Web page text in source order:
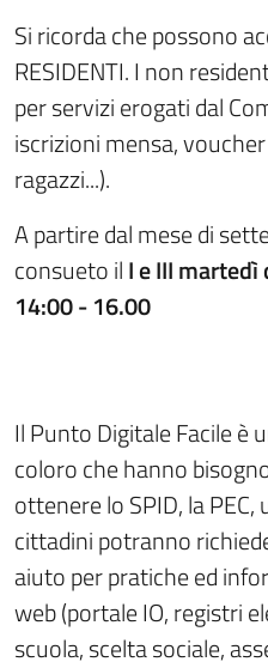
Si ricorda che possono
RESIDENTI. I non
per servizi erogati dal
iscrizioni mensa,
ragazzi...).
A partire dal mese di
consueto ilI e III martedì
14:00 - 16.00
Il Punto Digitale Facile è
coloro che hanno
ottenere lo SPID, la PEC,
cittadini potranno
aiuto per pratiche ed
web (portale IO, registri
scuola, scelta sociale,